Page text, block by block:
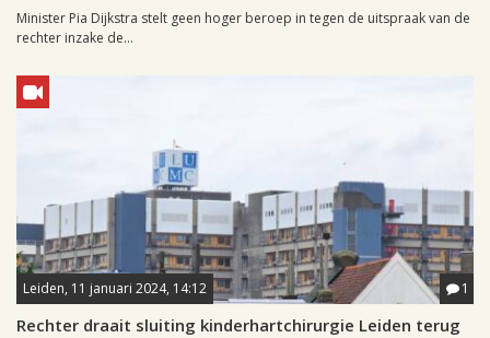
Minister Pia Dijkstra stelt geen hoger beroep in tegen de uitspraak van de
rechter inzake de...
Leiden, 11 januari 2024, 14:12 1
Rechter draait sluiting kinderhartchirurgie Leiden terug